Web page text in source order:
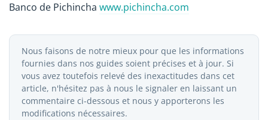
Banco de Pichincha www.pichincha.com
Nous faisons de notre mieux pour que les informations
fournies dans nos guides soient précises et à jour. Si
vous avez toutefois relevé des inexactitudes dans cet
article, n'hésitez pas à nous le signaler en laissant un
commentaire ci-dessous et nous y apporterons les
modifications nécessaires.